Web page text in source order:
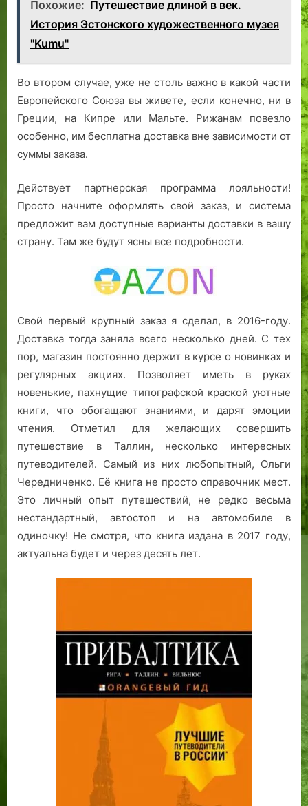
Похожие: Путешествие длиной в век.
История Эстонского художественного музея
"Kumu"
Во втором случае, уже не столь важно в какой части
Европейского Союза вы живете, если конечно, ни в
Греции, на Кипре или Мальте. Рижанам повезло
особенно, им бесплатна доставка вне зависимости от
суммы заказа.
Действует партнерская программа лояльности!
Просто начните оформлять свой заказ, и система
предложит вам доступные варианты доставки в вашу
страну. Там же будут ясны все подробности.
Свой первый крупный заказ я сделал, в 2016-году.
Доставка тогда заняла всего несколько дней. С тех
пор, магазин постоянно держит в курсе о новинках и
регулярных акциях. Позволяет иметь в руках
новенькие, пахнущие типографской краской уютные
книги, что обогащают знаниями, и дарят эмоции
чтения. Отметил для желающих совершить
путешествие в Таллин, несколько интересных
путеводителей. Самый из них любопытный, Ольги
Чередниченко. Её книга не просто справочник мест.
Это личный опыт путешествий, не редко весьма
нестандартный, автостоп и на автомобиле в
одиночку! Не смотря, что книга издана в 2017 году,
актуальна будет и через десять лет.